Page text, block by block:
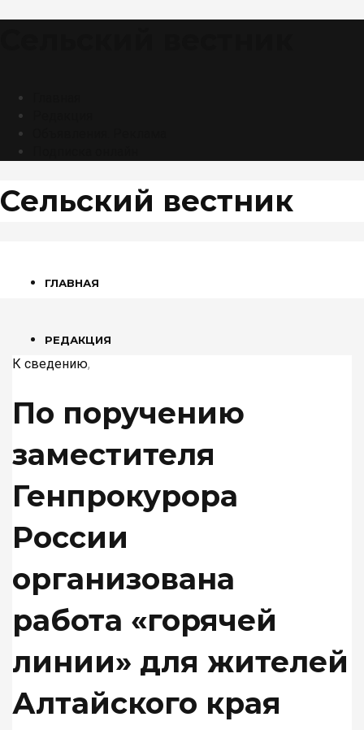
Сельский вестник
ГЛАВНАЯ
РЕДАКЦИЯ
ПОДПИСКА ОНЛАЙН
К сведению,
По поручению
заместителя
Генпрокурора
России
организована
работа «горячей
линии» для жителей
Алтайского края